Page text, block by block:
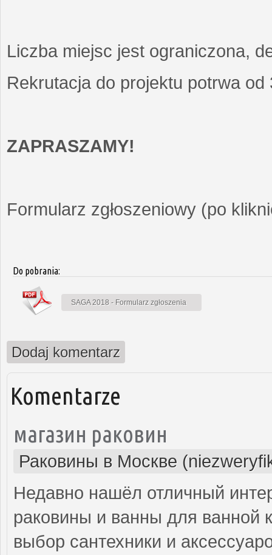
Liczba miejsc jest ograniczona,
Rekrutacja do projektu potrwa
ZAPRASZAMY!
Formularz zgłoszeniowy (po
Do pobrania:
SAGA 2018 - Formularz zgłoszenia
Dodaj komentarz
Komentarze
магазин раковин
Раковины в Москве
Недавно нашёл отличный
раковины и ванны для ванной
выбор сантехники и